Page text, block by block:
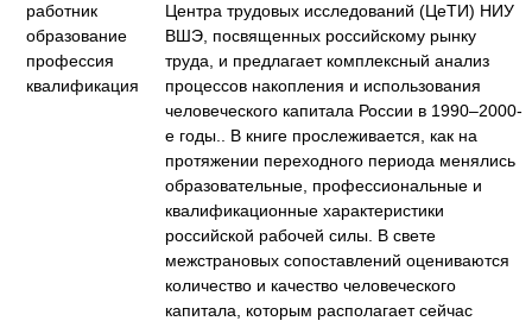
Центра трудовых исследований (ЦеТИ) НИУ
ВШЭ, посвященных российскому рынку
труда, и предлагает комплексный анализ
процессов накопления и использования
человеческого капитала России в 1990–2000-
е годы.. В книге прослеживается, как на
протяжении переходного периода менялись
образовательные, профессиональные и
квалификационные характеристики
российской рабочей силы. В свете
межстрановых сопоставлений оцениваются
количество и качество человеческого
капитала, которым располагает сейчас